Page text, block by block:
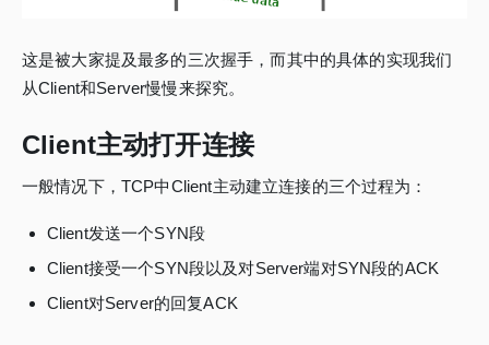
这是被大家提及最多的三次握手，而其中的具体的实现我们
从Client和Server慢慢来探究。
Client主动打开连接
一般情况下，TCP中Client主动建立连接的三个过程为：
Client发送一个SYN段
Client接受一个SYN段以及对Server端对SYN段的ACK
Client对Server的回复ACK